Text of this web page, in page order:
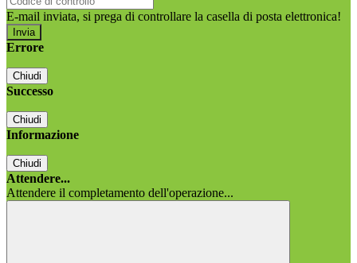
E-mail inviata, si prega di controllare la casella di posta elettronica!
Errore
Chiudi
Successo
Chiudi
Informazione
Chiudi
Attendere...
Attendere il completamento dell'operazione...